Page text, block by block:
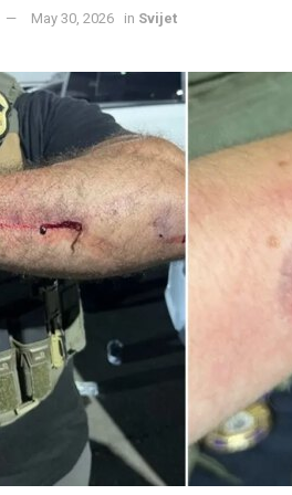
May 30, 2026 in Svijet